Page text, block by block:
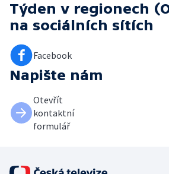
Týden v regionech
na sociálních sítích
Facebook
Napište nám
Otevřít
kontaktní
formulář